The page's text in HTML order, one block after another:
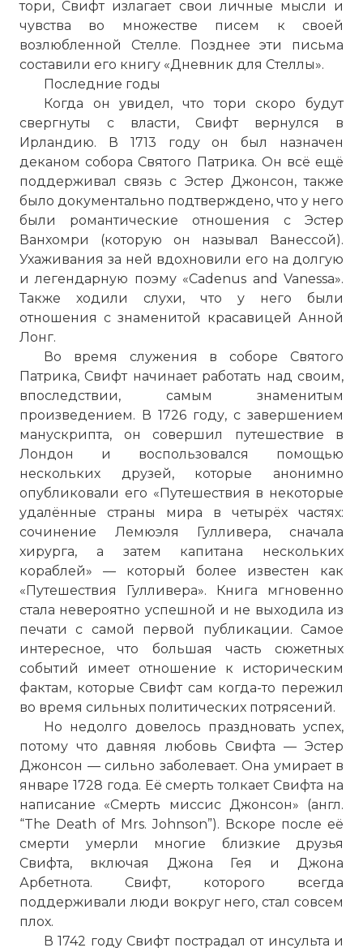
тори, Свифт излагает свои личные мысли и
чувства во множестве писем к своей
возлюбленной Стелле. Позднее эти письма
составили его книгу «Дневник для Стеллы».
Последние годы
Когда он увидел, что тори скоро будут
свергнуты с власти, Свифт вернулся в
Ирландию. В 1713 году он был назначен
деканом собора Святого Патрика. Он всё ещё
поддерживал связь с Эстер Джонсон, также
было документально подтверждено, что у него
были романтические отношения с Эстер
Ванхомри (которую он называл Ванессой).
Ухаживания за ней вдохновили его на долгую
и легендарную поэму «Cadenus and Vanessa».
Также ходили слухи, что у него были
отношения с знаменитой красавицей Анной
Лонг.
Во время служения в соборе Святого
Патрика, Свифт начинает работать над своим,
впоследствии, самым знаменитым
произведением. В 1726 году, с завершением
манускрипта, он совершил путешествие в
Лондон и воспользовался помощью
нескольких друзей, которые анонимно
опубликовали его «Путешествия в некоторые
удалённые страны мира в четырёх частях:
сочинение Лемюэля Гулливера, сначала
хирурга, а затем капитана нескольких
кораблей» — который более известен как
«Путешествия Гулливера». Книга мгновенно
стала невероятно успешной и не выходила из
печати с самой первой публикации. Самое
интересное, что большая часть сюжетных
событий имеет отношение к историческим
фактам, которые Свифт сам когда-то пережил
во время сильных политических потрясений.
Но недолго довелось праздновать успех,
потому что давняя любовь Свифта — Эстер
Джонсон — сильно заболевает. Она умирает в
январе 1728 года. Её смерть толкает Свифта на
написание «Смерть миссис Джонсон» (англ.
“The Death of Mrs. Johnson”). Вскоре после её
смерти умерли многие близкие друзья
Свифта, включая Джона Гея и Джона
Арбетнота. Свифт, которого всегда
поддерживали люди вокруг него, стал совсем
плох.
В 1742 году Свифт пострадал от инсульта и
Новый Гулливер / The New Gulliver (Александр
Имя:
Комментарий:
Проверочный код:
Вернуться в статью:Джонатан Свифт